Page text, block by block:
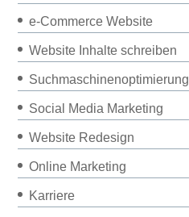
e-Commerce Website
Website Inhalte schreiben
Suchmaschinenoptimierung
Social Media Marketing
Website Redesign
Online Marketing
Karriere